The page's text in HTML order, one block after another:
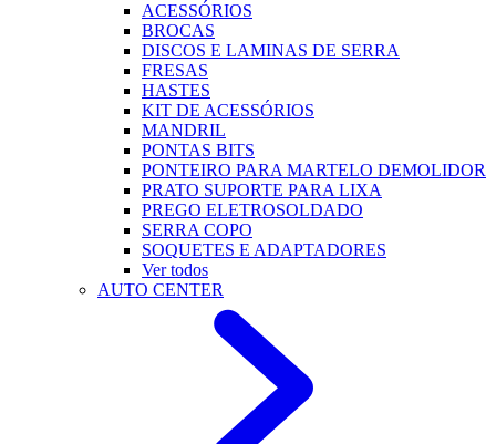
ACESSÓRIOS
BROCAS
DISCOS E LAMINAS DE SERRA
FRESAS
HASTES
KIT DE ACESSÓRIOS
MANDRIL
PONTAS BITS
PONTEIRO PARA MARTELO DEMOLIDOR
PRATO SUPORTE PARA LIXA
PREGO ELETROSOLDADO
SERRA COPO
SOQUETES E ADAPTADORES
Ver todos
AUTO CENTER